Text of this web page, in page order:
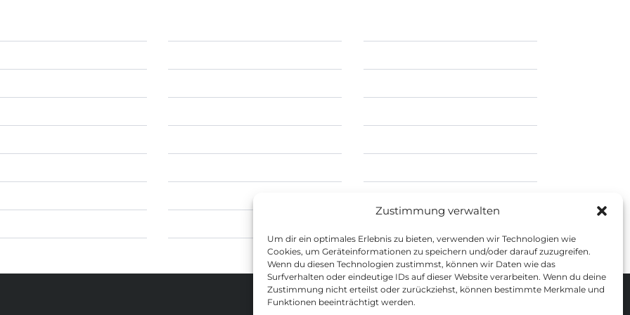
Zustimmung verwalten
Um dir ein optimales Erlebnis zu bieten, verwenden wir Technologien wie
Cookies, um Geräteinformationen zu speichern und/oder darauf zuzugreifen.
Wenn du diesen Technologien zustimmst, können wir Daten wie das
Surfverhalten oder eindeutige IDs auf dieser Website verarbeiten. Wenn du deine
Zustimmung nicht erteilst oder zurückziehst, können bestimmte Merkmale und
Funktionen beeinträchtigt werden.